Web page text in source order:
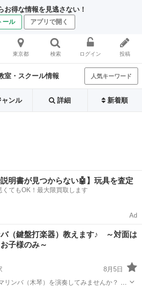
お得な情報を見逃さない！
ール アプリで開く
東京都 検索 ログイン 投稿
室・スクール情報 人気キーワード
ャンル 詳細 新着順
説明書が見つからない🤖】玩具を査定
くてもOK！最大限買取します
Ad
（鍵盤打楽器）教えます♪ ～対面は
子様のみ～
8月5日
ンバ（木琴）を演奏してみませんか？ ♪